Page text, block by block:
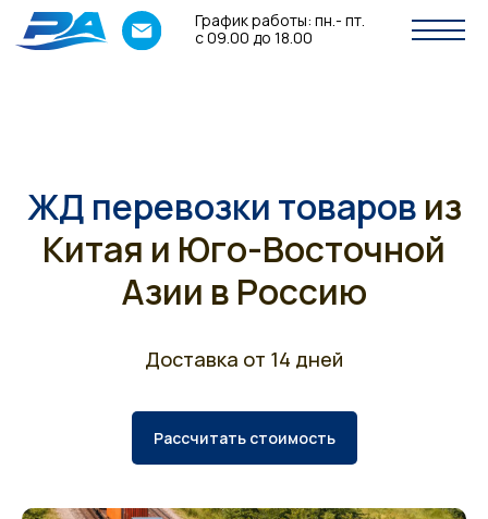
График работы: пн.- пт.
с 09.00 до 18.00
ЖД перевозки товаров из
Китая и Юго-Восточной
Азии в Россию
Доставка от 14 дней
Рассчитать стоимость